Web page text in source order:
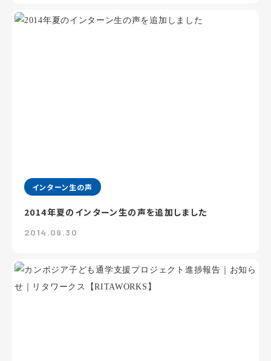
インターン生の声
2014年夏のインターン生の声を追加しました
2014.09.30